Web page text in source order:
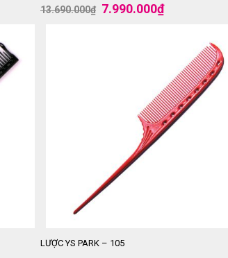
13.690.000₫ 7.990.000₫
LƯỢC YS PARK – 105